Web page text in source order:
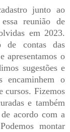
junto ao
reunião de
em 2023.
de contas das
apresentamos o
sugestões e
encaminhem o
cursos. Fizemos
e também
acordo com a
montar